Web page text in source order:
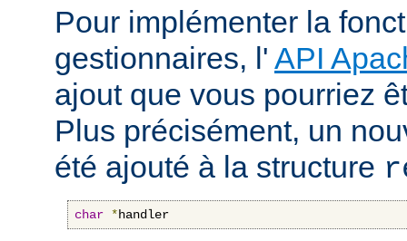
Pour implémenter la
gestionnaires, l' API
ajout que vous pourriez
Plus précisément, un
été ajouté à la structure
char *handler